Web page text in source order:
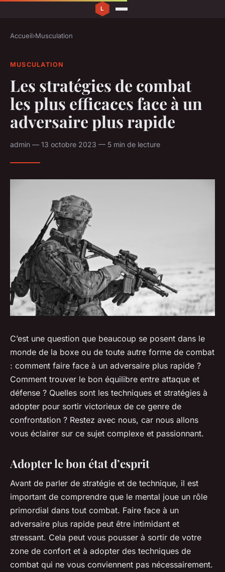
Accueil›Musculation
MUSCULATION
Les stratégies de combat
les plus efficaces face à un
adversaire plus rapide
admin — 13 octobre 2023 — 5 min de lecture
C’est une question que beaucoup se posent dans le
monde de la boxe ou de toute autre forme de combat
: comment faire face à un adversaire plus rapide ?
Comment trouver le bon équilibre entre attaque et
défense ? Quelles sont les techniques et stratégies à
adopter pour sortir victorieux de ce genre de
confrontation ? Restez avec nous, car nous allons
vous éclairer sur ce sujet complexe et passionnant.
Adopter le bon état d’esprit
Avant de parler de stratégie et de technique, il est
important de comprendre que le mental joue un rôle
primordial dans tout combat. Faire face à un
adversaire plus rapide peut être intimidant et
stressant. Cela peut vous pousser à sortir de votre
zone de confort et à adopter des techniques de
combat qui ne vous conviennent pas nécessairement.